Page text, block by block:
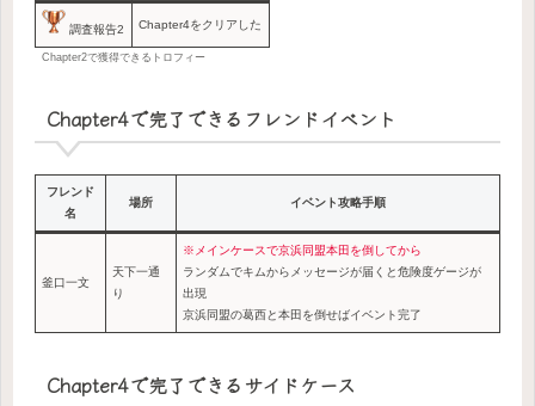
調査報告2 Chapter4をクリアした
Chapter2で獲得できるトロフィー
Chapter4で完了できるフレンドイベント
フレンド
名
場所 イベント攻略手順
釜口一文
天下一通
り
※メインケースで京浜同盟本田を倒してから
ランダムでキムからメッセージが届くと危険度ゲージが
出現
京浜同盟の葛西と本田を倒せばイベント完了
Chapter4で完了できるサイドケース